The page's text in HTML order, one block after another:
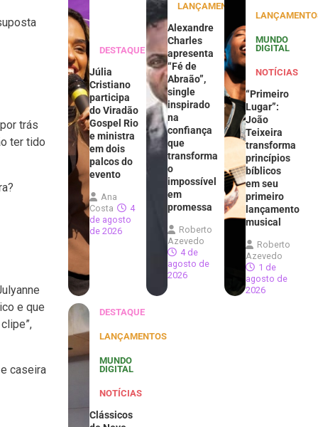
trás
ter tido
e que
caseira
DESTAQUE
Júlia
Cristiano
participa
do Viradão
Gospel Rio
e ministra
em dois
palcos do
evento
Ana
Costa
4
de agosto
de 2026
LANÇAMENTOS
Alexandre
Charles
apresenta
“Fé de
Abraão”,
single
inspirado
na
confiança
que
transforma
o
impossível
em
promessa
Roberto
Azevedo
4 de
agosto de
2026
MUNDO
DIGITAL
NOTÍCIAS
“Primeiro
Lugar”:
João
Teixeira
transforma
princípios
bíblicos
em seu
primeiro
lançamento
musical
Roberto
Azevedo
1 de
agosto de
2026
DESTAQUE
LANÇAMENTOS
MUNDO
DIGITAL
NOTÍCIAS
Clássicos